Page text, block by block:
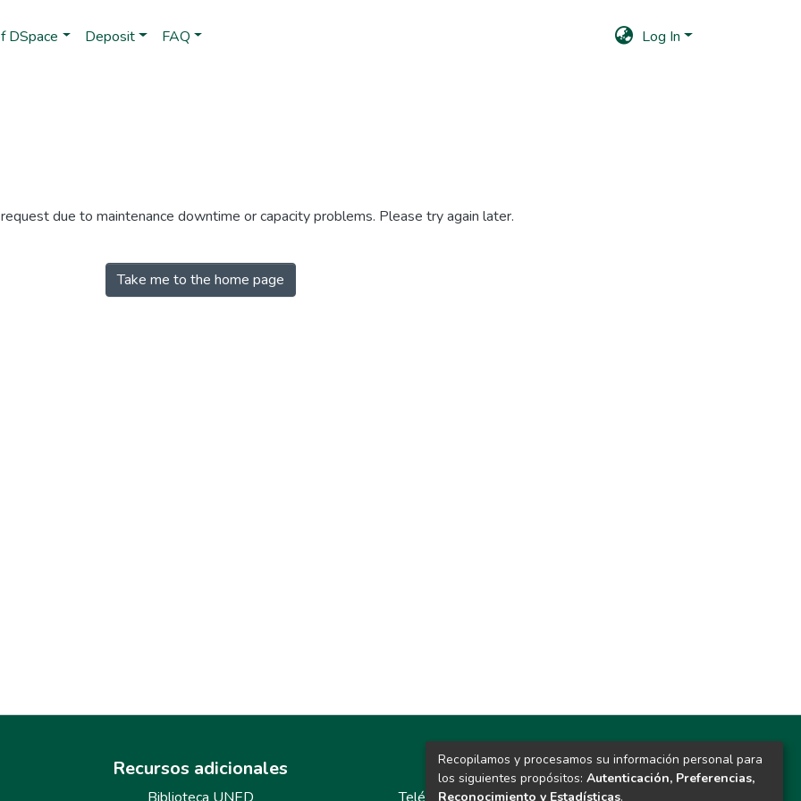
DSpace Deposit FAQ Log In
due to maintenance downtime or capacity problems. Please try again later.
Take me to the home page
Recursos adicionales Contacto
Recopilamos y procesamos su información personal para
los siguientes propósitos: Autenticación, Preferencias,
Reconocimiento y Estadísticas.